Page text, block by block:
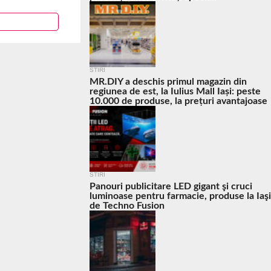
STIRI
MR.DIY a deschis primul magazin din
regiunea de est, la Iulius Mall Iași: peste
10.000 de produse, la prețuri avantajoase
STIRI
Panouri publicitare LED gigant şi cruci
luminoase pentru farmacie, produse la Iaşi
de Techno Fusion